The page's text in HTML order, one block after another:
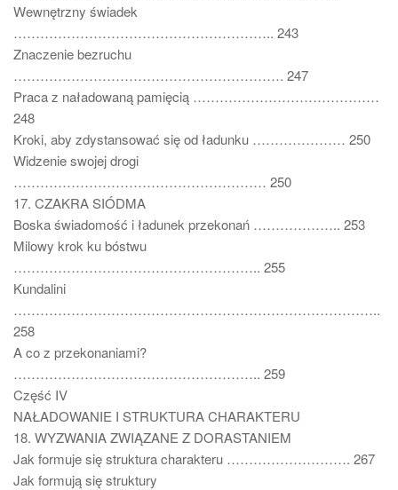
Wewnętrzny świadek
………………………………………………….. 243
Znaczenie bezruchu
……………………………………………………. 247
Praca z naładowaną pamięcią ……………………………………
248
Kroki, aby zdystansować się od ładunku ………………… 250
Widzenie swojej drogi
………………………………………………… 250
17. CZAKRA SIÓDMA
Boska świadomość i ładunek przekonań ……………….. 253
Milowy krok ku bóstwu
……………………………………………….. 255
Kundalini
………………………………………………………………………..
258
A co z przekonaniami?
……………………………………………….. 259
Część IV
NAŁADOWANIE I STRUKTURA CHARAKTERU
18. WYZWANIA ZWIĄZANE Z DORASTANIEM
Jak formuje się struktura charakteru ………………………. 267
Jak formują się struktury